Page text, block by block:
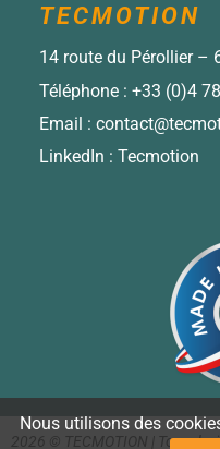
TECMOTION
14 route du Pérollier –
Téléphone : +33 (0)4
Email :
LinkedIn : Tecmotion
2026 © TECMOTION | Tous
Nous utilisons des